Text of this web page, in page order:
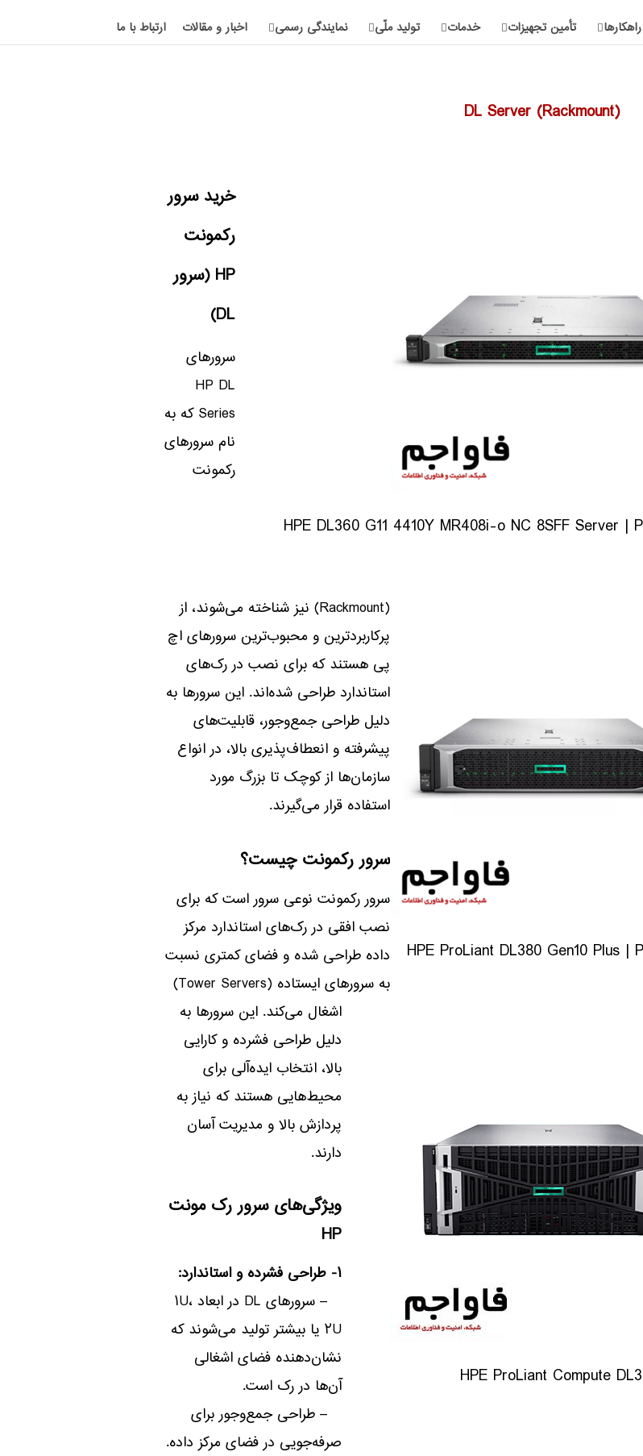
راهکارها تأمین تجهیزات خدمات تولید ملّی نمایندگی رسمی اخبار و مقالات ارتباط با ما
DL Server (Rackmount)
HPE DL360 G11 4410Y MR408i-o NC 8SFF Server |
HPE ProLiant DL380 Gen10 Plus |
HPE ProLiant Compute
خرید سرور
رکمونت
HP (سرور
DL)
سرورهای
HP DL
Series که به
نام سرورهای
رکمونت
(Rackmount) نیز شناخته می‌شوند، از
پرکاربردترین و محبوب‌ترین سرورهای اچ
پی هستند که برای نصب در رک‌های
استاندارد طراحی شده‌اند. این سرورها به
دلیل طراحی جمع‌وجور، قابلیت‌های
پیشرفته و انعطاف‌پذیری بالا، در انواع
سازمان‌ها از کوچک تا بزرگ مورد
استفاده قرار می‌گیرند.
سرور رکمونت چیست؟
سرور رکمونت نوعی سرور است که برای
نصب افقی در رک‌های استاندارد مرکز
داده طراحی شده و فضای کمتری نسبت
به سرورهای ایستاده (Tower Servers)
اشغال می‌کند. این سرورها به
دلیل طراحی فشرده و کارایی
بالا، انتخاب ایده‌آلی برای
محیط‌هایی هستند که نیاز به
پردازش بالا و مدیریت آسان
دارند.
ویژگی‌های سرور رک مونت
HP
۱- طراحی فشرده و استاندارد:
– سرورهای DL در ابعاد ۱U،
۲U یا بیشتر تولید می‌شوند که
نشان‌دهنده فضای اشغالی
آن‌ها در رک است.
– طراحی جمع‌وجور برای
صرفه‌جویی در فضای مرکز داده.